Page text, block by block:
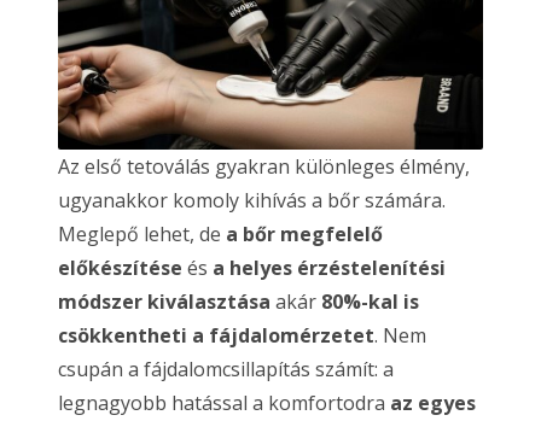
Az első tetoválás gyakran különleges élmény,
ugyanakkor komoly kihívás a bőr számára.
Meglepő lehet, de a bőr megfelelő
előkészítése és a helyes érzéstelenítési
módszer kiválasztása akár 80%-kal is
csökkentheti a fájdalomérzetet. Nem
csupán a fájdalomcsillapítás számít: a
legnagyobb hatással a komfortodra az egyes